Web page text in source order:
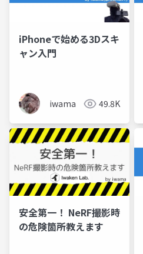
iPhoneで始める3Dスキ
ャン入門
iwama 49.8K
安全第一！ NeRF撮影時
の危険箇所教えます